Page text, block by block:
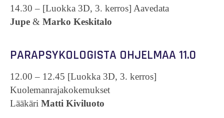
14.30 – [Luokka 3D, 3. kerros] Aavedata
Jupe & Marko Keskitalo
PARAPSYKOLOGISTA OHJELMAA 11.0
12.00 – 12.45 [Luokka 3D, 3. kerros]
Kuolemanrajakokemukset
Lääkäri Matti Kiviluoto